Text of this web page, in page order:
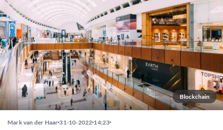
Blockchain
Mark van der Haar 31-10-2022 14:23